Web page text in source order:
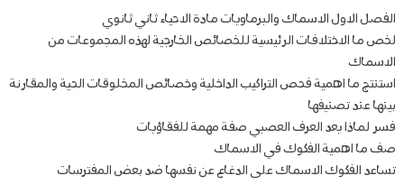
الفصل الاول الاسماك والبرماويات مادة الاحياء ثاني ثانوي
لخص ما الاختلافات الرئيسية للخصائص الخارجية لهذه المجموعات من
الاسماك
استنتج ما اهمية فحص التراكيب الداخلية وخصائص المخلوقات الحية والمقارنة
بينها عند تصنيفها
فسر لماذا يعد العرف العصبي صفة مهمة للفقاؤيات
صف ما اهمية الفكوك في الاسماك
تساعد الفكوك الاسماك على الدغاع عن نفسها ضد بعض المفترسات